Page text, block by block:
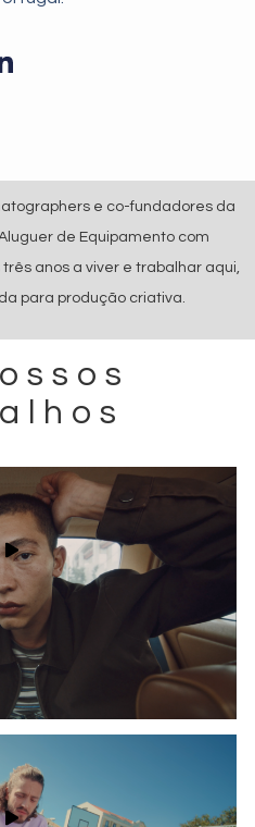
e co-fundadores da
de Equipamento com
anos a viver e trabalhar aqui,
para produção criativa.
| Egor Chechkin - Gaffer